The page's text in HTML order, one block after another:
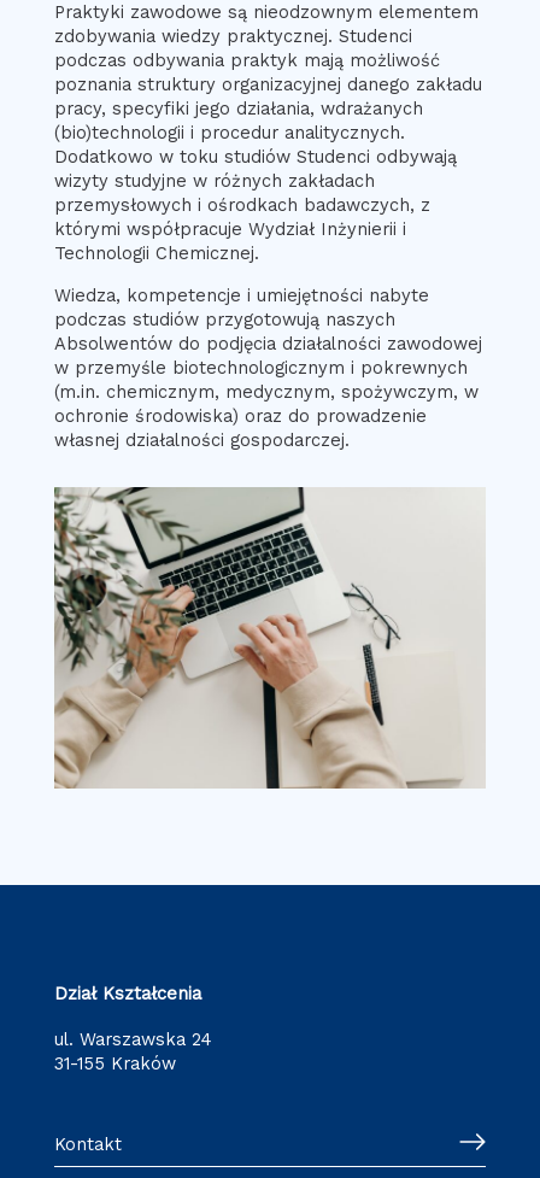
Praktyki zawodowe są nieodzownym elementem
zdobywania wiedzy praktycznej. Studenci
podczas odbywania praktyk mają możliwość
poznania struktury organizacyjnej danego zakładu
pracy, specyfiki jego działania, wdrażanych
(bio)technologii i procedur analitycznych.
Dodatkowo w toku studiów Studenci odbywają
wizyty studyjne w różnych zakładach
przemysłowych i ośrodkach badawczych, z
którymi współpracuje Wydział Inżynierii i
Technologii Chemicznej.
Wiedza, kompetencje i umiejętności nabyte
podczas studiów przygotowują naszych
Absolwentów do podjęcia działalności zawodowej
w przemyśle biotechnologicznym i pokrewnych
(m.in. chemicznym, medycznym, spożywczym, w
ochronie środowiska) oraz do prowadzenie
własnej działalności gospodarczej.
Dział Kształcenia
ul. Warszawska 24
31-155 Kraków
Kontakt